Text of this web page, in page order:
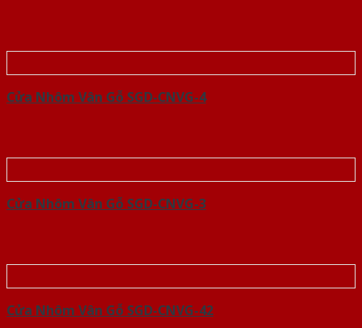
Cửa Nhôm Vân Gỗ SGD-CNVG-4
Cửa Nhôm Vân Gỗ SGD-CNVG-3
Cửa Nhôm Vân Gỗ SGD-CNVG-42